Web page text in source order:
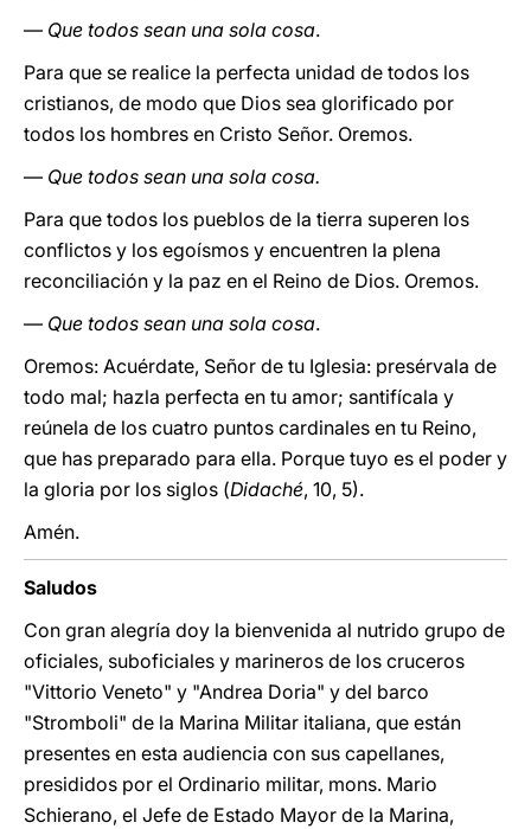
— Que todos sean una sola cosa.
Para que se realice la perfecta unidad de todos los
cristianos, de modo que Dios sea glorificado por
todos los hombres en Cristo Señor. Oremos.
— Que todos sean una sola cosa.
Para que todos los pueblos de la tierra superen los
conflictos y los egoísmos y encuentren la plena
reconciliación y la paz en el Reino de Dios. Oremos.
— Que todos sean una sola cosa.
Oremos: Acuérdate, Señor de tu Iglesia: presérvala de
todo mal; hazla perfecta en tu amor; santifícala y
reúnela de los cuatro puntos cardinales en tu Reino,
que has preparado para ella. Porque tuyo es el poder y
la gloria por los siglos (Didaché, 10, 5).
Amén.
Saludos
Con gran alegría doy la bienvenida al nutrido grupo de
oficiales, suboficiales y marineros de los cruceros
"Vittorio Veneto" y "Andrea Doria" y del barco
"Stromboli" de la Marina Militar italiana, que están
presentes en esta audiencia con sus capellanes,
presididos por el Ordinario militar, mons. Mario
Schierano, el Jefe de Estado Mayor de la Marina,